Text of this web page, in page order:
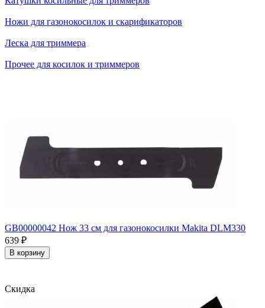
Ножи для газонокосилок и скарификаторов
Леска для триммера
Прочее для косилок и триммеров
GB00000042 Нож 33 см для газонокосилки Makita DLM330
639 ₽
В корзину
Скидка